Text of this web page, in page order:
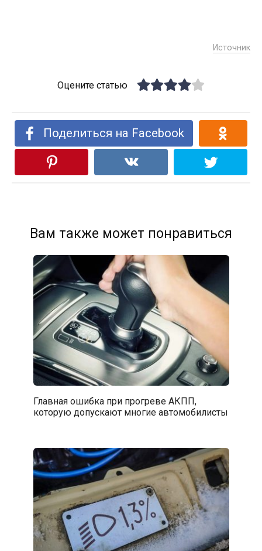
Источник
Оцените статью
Поделиться на Facebook
Вам также может понравиться
Главная ошибка при прогреве АКПП,
которую допускают многие автомобилисты